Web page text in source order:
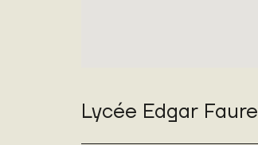
Lycée Edgar Faure